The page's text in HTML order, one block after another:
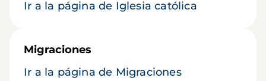
Ir a la página de Iglesia católica
Migraciones
Ir a la página de Migraciones